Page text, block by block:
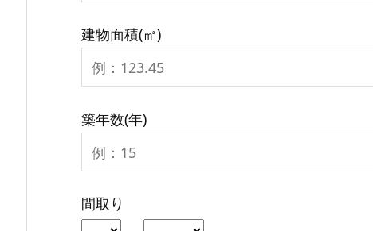
建物面積(㎡)
築年数(年)
間取り